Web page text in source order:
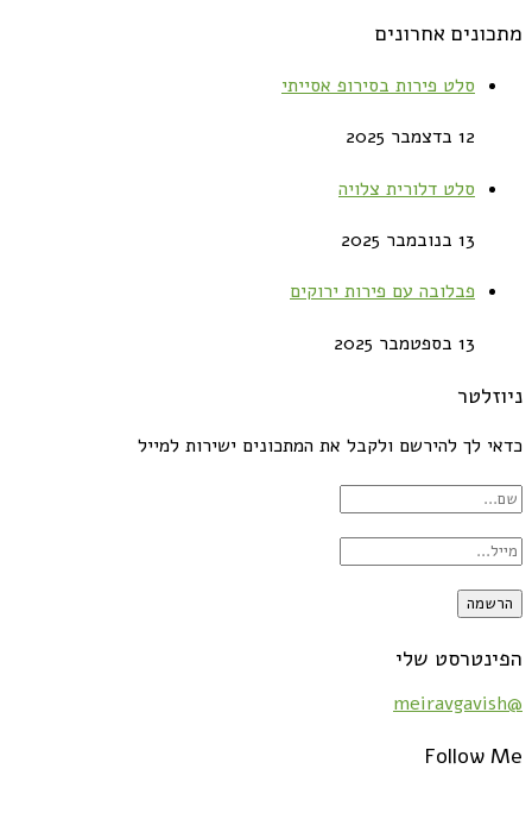
מתכונים אחרונים
סלט פירות בסירופ אסייתי
12 בדצמבר 2025
סלט דלורית צלויה
13 בנובמבר 2025
פבלובה עם פירות ירוקים
13 בספטמבר 2025
ניוזלטר
כדאי לך להירשם ולקבל את המתכונים ישירות למייל
הפינטרסט שלי
@meiravgavish
Follow Me